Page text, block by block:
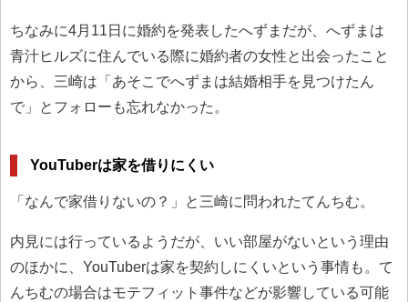
ちなみに4月11日に婚約を発表したへずまだが、へずまは
青汁ヒルズに住んでいる際に婚約者の女性と出会ったこと
から、三崎は「あそこでへずまは結婚相手を見つけたん
で」とフォローも忘れなかった。
YouTuberは家を借りにくい
「なんで家借りないの？」と三崎に問われたてんちむ。
内見には行っているようだが、いい部屋がないという理由
のほかに、YouTuberは家を契約しにくいという事情も。て
んちむの場合はモテフィット事件などが影響している可能